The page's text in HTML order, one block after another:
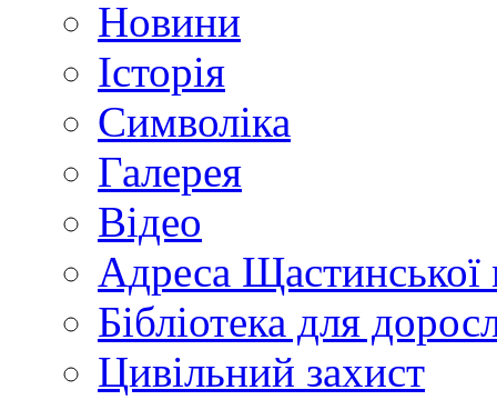
Новини
Історія
Символіка
Галерея
Відео
Адреса Щастинської
Бібліотека для
Цивільний захист